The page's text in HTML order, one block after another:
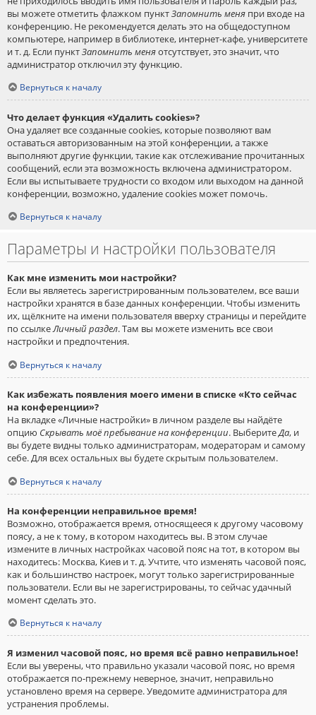
вы можете отметить флажком пунктЗапомнить меня при входе на
конференцию. Не рекомендуется делать это на общедоступном
компьютере, например в библиотеке, интернет-кафе, университете
и т. д. Если пунктЗапомнить меняотсутствует, это значит, что
администратор отключил эту функцию.
Вернуться к началу
Что делает функция «Удалить cookies»?
Она удаляет все созданные cookies, которые позволяют вам
оставаться авторизованным на этой конференции, а также
выполняют другие функции, такие как отслеживание прочитанных
сообщений, если эта возможность включена администратором.
Если вы испытываете трудности со входом или выходом на данной
конференции, возможно, удаление cookies может помочь.
Вернуться к началу
Параметры и настройки пользователя
Как мне изменить мои настройки?
Если вы являетесь зарегистрированным пользователем, все ваши
настройки хранятся в базе данных конференции. Чтобы изменить
их, щёлкните на имени пользователя вверху страницы и перейдите
по ссылкеЛичный раздел. Там вы можете изменить все свои
настройки и предпочтения.
Вернуться к началу
Как избежать появления моего имени в списке «Кто сейчас
на конференции»?
На вкладке «Личные настройки» в личном разделе вы найдёте
опцию Скрывать моё пребывание на конференции. ВыберитеДа, и
вы будете видны только администраторам, модераторам и самому
себе. Для всех остальных вы будете скрытым пользователем.
Вернуться к началу
На конференции неправильное время!
Возможно, отображается время, относящееся к другому часовому
поясу, а не к тому, в котором находитесь вы. В этом случае
измените в личных настройках часовой пояс на тот, в котором вы
находитесь: Москва, Киев и т. д. Учтите, что изменять часовой пояс,
как и большинство настроек, могут только зарегистрированные
пользователи. Если вы не зарегистрированы, то сейчас удачный
момент сделать это.
Вернуться к началу
Я изменил часовой пояс, но время всё равно неправильное!
Если вы уверены, что правильно указали часовой пояс, но время
отображается по-прежнему неверное, значит, неправильно
установлено время на сервере. Уведомите администратора для
устранения проблемы.